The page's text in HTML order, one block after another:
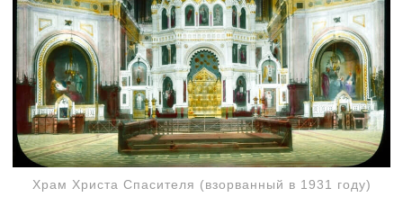
Храм Христа Спасителя (взорванный в 1931 году)